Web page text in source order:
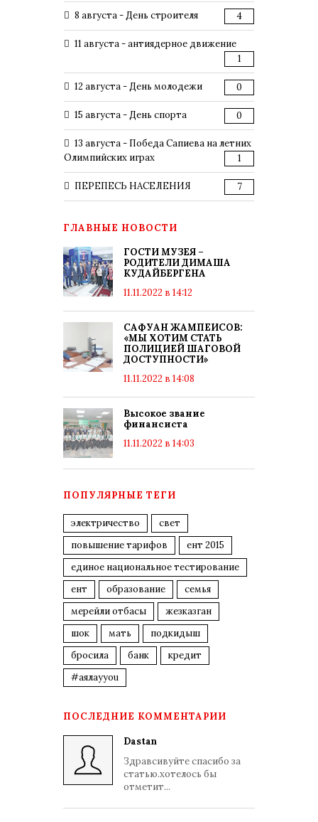
8 августа - День строителя 4
11 августа - антиядерное движение
1
12 августа - День молодежи 0
15 августа - День спорта 0
13 августа - Победа Сапиева на летних
Олимпийских играх
1
ПЕРЕПЕСЬ НАСЕЛЕНИЯ 7
ГЛАВНЫЕ НОВОСТИ
ГОСТИ МУЗЕЯ –
РОДИТЕЛИ ДИМАША
КУДАЙБЕРГЕНА
11.11.2022 в 14:12
САФУАН ЖАМПЕИСОВ:
«МЫ ХОТИМ СТАТЬ
ПОЛИЦИЕЙ ШАГОВОЙ
ДОСТУПНОСТИ»
11.11.2022 в 14:08
Высокое звание
финансиста
11.11.2022 в 14:03
ПОПУЛЯРНЫЕ ТЕГИ
электричество
свет
повышение тарифов
ент 2015
единое национальное тестирование
ент
образование
семья
мерейли отбасы
жезказган
шок
мать
подкидыш
бросила
банк
кредит
#аялауyou
ПОСЛЕДНИЕ КОММЕНТАРИИ
Dastan
Здравсивуйте спасибо за
статью.хотелось бы
отметит...